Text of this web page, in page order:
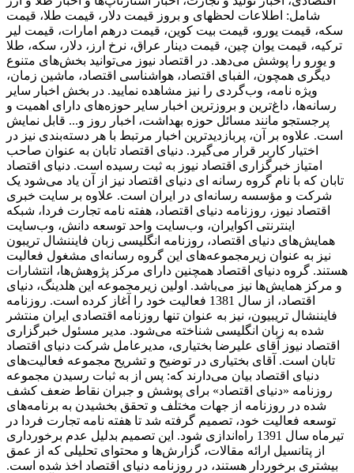
شامل: اطلاعات لحظهای و بروز قیمت دلار، قیمت طلا، قیمت
سکه، قیمت یورو، قیمت بیت کوین، قیمت درهم امارات، قیمت لیر
ترکیه، قیمت یوان چین، قیمت دینار عراق، نرخ ارز، دلار، سکه، طلا
و یورو را پوشش می‌دهد. در اقتصاد نیوز می‌توانید بخش‌های متنوع
دیگری همچون، الفبای اقتصاد، هواشناسی اقتصاد، ماشین زمان،
ویژه نامه، وب‌گردی را نیز مشاهده نمایید. در بخش اخبار سایر
رسانه‌ها، داغ‌ترین و بروزترین اخبار سایر حوزه‌های دارای اهمیت و
پرجستجو مانند مسائل حوزه بهداشت، اخبار روز و... قابل نمایش
است. علاوه بر آن، پربازدیدترین اخبار مرتبط با هر دسته‌بندی نیز در
اختیار کاربر قرار می‌گیرد. دنیای اقتصاد تابان به عنوان صاحب
امتیاز خبرگزاری اقتصاد نیوز به ثبت رسیده است. دنیای اقتصاد
تابان که با نام گروه رسانه ای دنیای اقتصاد نیز از آن یاد می‌شود یک
شرکت و مؤسسه رسانه‌ای در ایران است. علاوه بر سایت خبری
اقتصاد نیوز، روزنامه دنیای اقتصاد، هفته ‌نامه تجارت فردا، شبکه
اینترنتی اکوایران، وب‌سایت واحد توسعه دانش، وب‌سایت
همایش‌های دنیای اقتصاد، روزنامه انگلیسی ‌زبان فایننشال تریبون
نیز به عنوان زیرمجموعه‌های این گروه رسانه‌ای مشغول فعالیت
هستند. گروه دنیای اقتصاد همچنین دارای مرکز پژوهش‌ها، انتشارات
و مرکز همایش‌ها نیز می‌باشد. اولین زیرمجموعه این هلدینگ، دنیای
اقتصاد، از سال 1381 فعالیت خود را آغاز کرده است. روزنامه
فایننشال تریبیون، نیز به عنوان تنها روزنامه اقتصادی ایران منتشر
شده به زبان انگلیسی شناخته می‌شود. مدیر مسئول خبرگزاری
اقتصاد نیوز آقای علیرضا بختیاری، مدیرعامل شرکت دنیای اقتصاد
تابان است. آقای بختیاری در توضیح و تشریح مجموعه فعالیت‌های
دنیای اقتصاد بیان می‌دارند که: پس از به ثبات رسیدن مجموعه
روزنامه «دنیای اقتصاد» برای پوشش و جبران نقاط ضعف کشف
شده در روزنامه از جهات مختلف و تحقق بخشیدن به برنامه‌های
توسعه فعالیت خود، تصمیم گرفته شد تا هفته نامه تجارت فردا در
تیرماه سال 1391 راه‌اندازی شود. این تصمیم بدلیل عدم برخورداری
از پتانسیل ارائه مقالات، گزارش‌ها و محتوای تحلیلی که از عمق
بیشتری برخوردار هستند، در روزنامه دنیای اقتصاد اخذ شده است.